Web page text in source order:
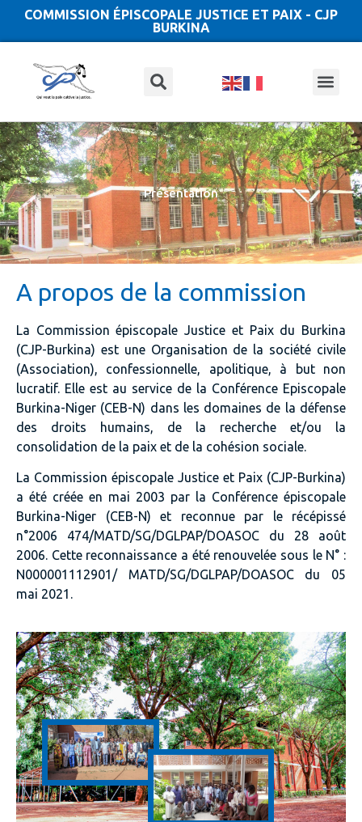
COMMISSION ÉPISCOPALE JUSTICE ET PAIX - CJP
BURKINA
Présentation
A propos de la commission
La Commission épiscopale Justice et Paix du Burkina
(CJP-Burkina) est une Organisation de la société civile
(Association), confessionnelle, apolitique, à but non
lucratif. Elle est au service de la Conférence Episcopale
Burkina-Niger (CEB-N) dans les domaines de la défense
des droits humains, de la recherche et/ou la
consolidation de la paix et de la cohésion sociale.
La Commission épiscopale Justice et Paix (CJP-Burkina)
a été créée en mai 2003 par la Conférence épiscopale
Burkina-Niger (CEB-N) et reconnue par le récépissé
n°2006 474/MATD/SG/DGLPAP/DOASOC du 28 août
2006. Cette reconnaissance a été renouvelée sous le N° :
N000001112901/ MATD/SG/DGLPAP/DOASOC du 05
mai 2021.